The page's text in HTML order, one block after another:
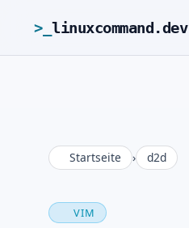
>_ linuxcommand.dev
Startseite › d2d
VIM